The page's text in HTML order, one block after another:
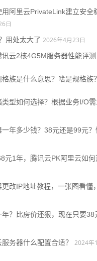
阿里云PrivateLink建立安全
日
用处太大了 2026年4月23日
云2核4G5M服务器性能评测
族是什么意思？啥是规格族？
型如何选择？根据业务I/O需
年多少钱？38元还是99元？
元1年，腾讯云PK阿里云如何
改IP地址教程，一张图看懂
？比房价还狠，现在只要38
务器什么配置合适？
2024年